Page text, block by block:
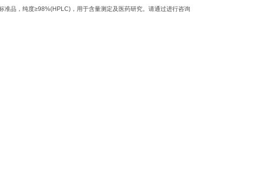
准品，纯度≥98%(HPLC)，用于含量测定及医药研究。请通过进行咨询